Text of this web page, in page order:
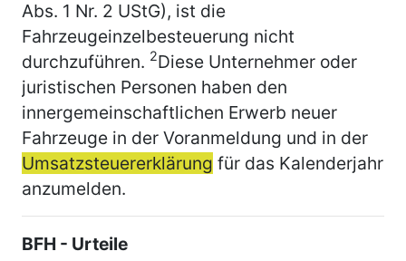
Abs. 1 Nr. 2 UStG), ist die
Fahrzeugeinzelbesteuerung nicht
durchzuführen. 2Diese Unternehmer oder
juristischen Personen haben den
innergemeinschaftlichen Erwerb neuer
Fahrzeuge in der Voranmeldung und in der
Umsatzsteuererklärung für das Kalenderjahr
anzumelden.
BFH - Urteile